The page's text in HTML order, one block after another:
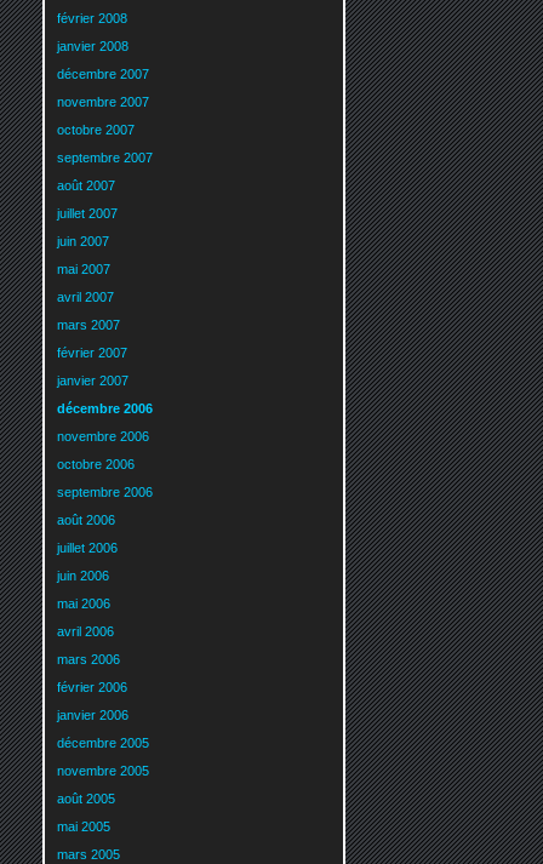
février 2008
janvier 2008
décembre 2007
novembre 2007
octobre 2007
septembre 2007
août 2007
juillet 2007
juin 2007
mai 2007
avril 2007
mars 2007
février 2007
janvier 2007
décembre 2006
novembre 2006
octobre 2006
septembre 2006
août 2006
juillet 2006
juin 2006
mai 2006
avril 2006
mars 2006
février 2006
janvier 2006
décembre 2005
novembre 2005
août 2005
mai 2005
mars 2005